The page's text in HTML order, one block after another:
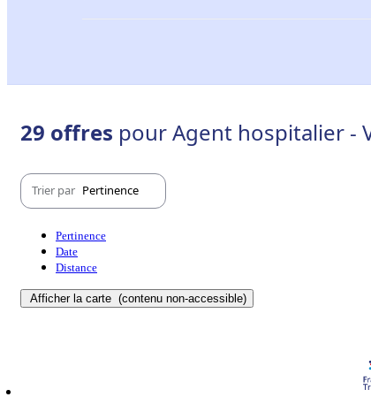
29 offres pour Agent hospitalier -
Trier par Pertinence
Pertinence
Date
Distance
Afficher la carte (contenu non-accessible)